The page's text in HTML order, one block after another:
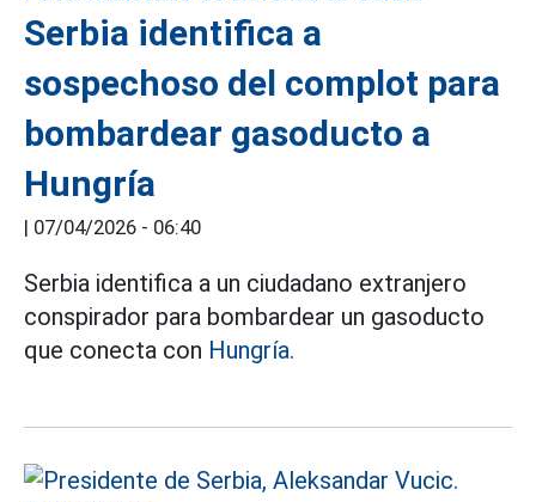
Serbia identifica a
sospechoso del complot para
bombardear gasoducto a
Hungría
| 07/04/2026 - 06:40
Serbia identifica a un ciudadano extranjero
conspirador para bombardear un gasoducto
que conecta con Hungría.